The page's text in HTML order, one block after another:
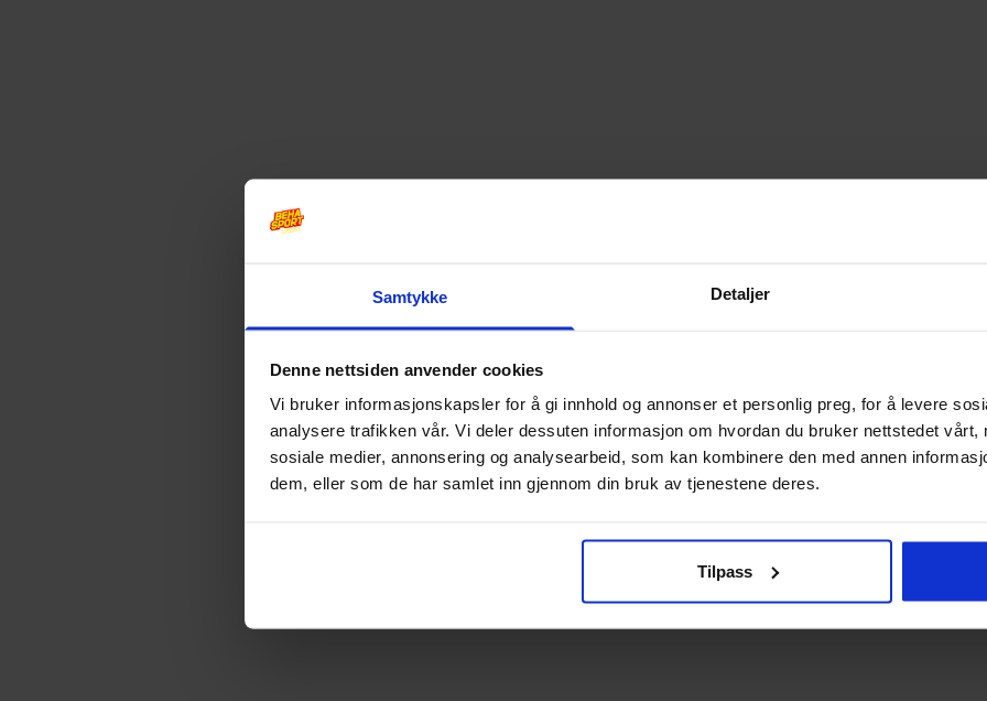
Samtykke Detaljer
Denne nettsiden anvender cookies
Vi bruker informasjonskapsler for å gi innhold og annonser et personlig preg, for å levere
analysere trafikken vår. Vi deler dessuten informasjon om hvordan du bruker nettstedet vårt,
sosiale medier, annonsering og analysearbeid, som kan kombinere den med annen
dem, eller som de har samlet inn gjennom din bruk av tjenestene deres.
Tilpass